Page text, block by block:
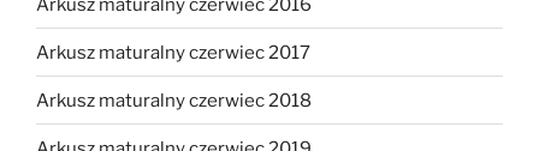
Arkusz maturalny czerwiec 2017
Arkusz maturalny czerwiec 2018